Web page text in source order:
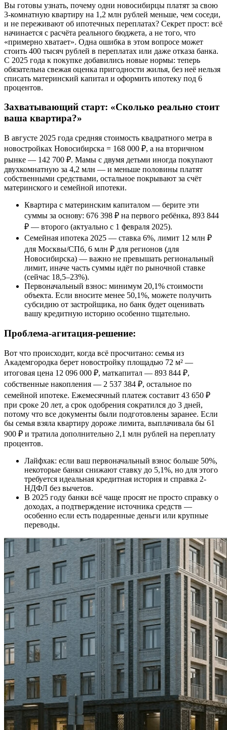
Вы готовы узнать, почему одни новосибирцы платят за свою
3-комнатную квартиру на 1,2 млн рублей меньше, чем соседи,
и не переживают об ипотечных переплатах? Секрет прост: всё
начинается с расчёта реального бюджета, а не того, что
«примерно хватает». Одна ошибка в этом вопросе может
стоить 400 тысяч рублей в переплатах или даже отказа банка.
С 2025 года к покупке добавились новые нормы: теперь
обязательна свежая оценка пригодности жилья, без неё нельзя
списать материнский капитал и оформить ипотеку под 6
процентов.
Захватывающий старт: «Сколько реально стоит
ваша квартира?»
В августе 2025 года средняя стоимость квадратного метра в
новостройках Новосибирска = 168 000 ₽, а на вторичном
рынке — 142 700 ₽. Мамы с двумя детьми иногда покупают
двухкомнатную за 4,2 млн — и меньше половины платят
собственными средствами, остальное покрывают за счёт
материнского и семейной ипотеки.
Квартира с материнским капиталом — берите эти
суммы за основу: 676 398 ₽ на первого ребёнка, 893 844
₽ — второго (актуально с 1 февраля 2025).
Семейная ипотека 2025 — ставка 6%, лимит 12 млн ₽
для Москвы/СПб, 6 млн ₽ для регионов (для
Новосибирска) — важно не превышать региональный
лимит, иначе часть суммы идёт по рыночной ставке
(сейчас 18,5–23%).
Первоначальный взнос: минимум 20,1% стоимости
объекта. Если вносите менее 50,1%, можете получить
субсидию от застройщика, но банк будет оценивать
вашу кредитную историю особенно тщательно.
Проблема-агитация-решение:
Вот что происходит, когда всё просчитано: семья из
Академгородка берет новостройку площадью 72 м² —
итоговая цена 12 096 000 ₽, маткапитал — 893 844 ₽,
собственные накопления — 2 537 384 ₽, остальное по
семейной ипотеке. Ежемесячный платеж составит 43 650 ₽
при сроке 20 лет, а срок одобрения сократился до 3 дней,
потому что все документы были подготовлены заранее. Если
бы семья взяла квартиру дороже лимита, выплачивала бы 61
900 ₽ и тратила дополнительно 2,1 млн рублей на переплату
процентов.
Лайфхак: если ваш первоначальный взнос больше 50%,
некоторые банки снижают ставку до 5,1%, но для этого
требуется идеальная кредитная история и справка 2-
НДФЛ без вычетов.
В 2025 году банки всё чаще просят не просто справку о
доходах, а подтверждение источника средств —
особенно если есть подаренные деньги или крупные
переводы.